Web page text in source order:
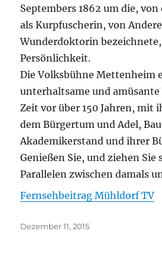
Septembers 1862 um die,
als Kurpfuscherin, von
Wunderdoktorin
Persönlichkeit.
Die Volksbühne Mettenheim
unterhaltsame und amüsante
Zeit vor über 150 Jahren, mit
dem Bürgertum und Adel,
Akademikerstand und ihrer
Genießen Sie, und ziehen Sie
Parallelen zwischen damals
Fernsehbeitrag Mühldorf TV
Veröffentlicht
Dezember 11, 2015